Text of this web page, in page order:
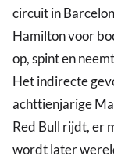
circuit in
Hamilton voor
op, spint en
Het indirecte
achttienjarige
Red Bull rijdt, er
wordt later